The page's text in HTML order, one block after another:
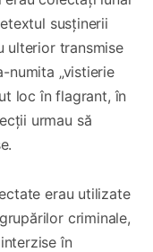
susținerii
ulterior transmise
numita „vistierie
loc în flagrant, în
urmau să
erau utilizate
criminale,
în